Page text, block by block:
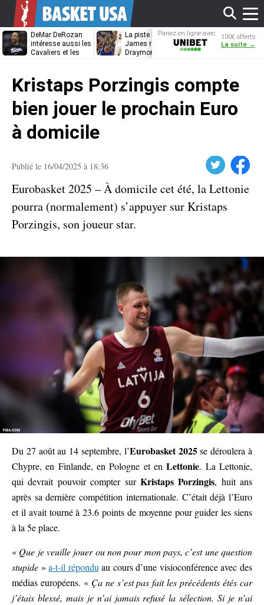
DeMar DeRozan
intéresse aussi les
Cavaliers et les
La piste LeBron
James refermée,
Draymond Green
DeRozan,
Thompson…
Pariez en ligne avec
Unibet
100€ offerts
La suite →
Kristaps Porzingis compte
bien jouer le prochain Euro
à domicile
Publié le 16/04/2025 à 18:36 Facebook
Eurobasket 2025 – À domicile cet été, la Lettonie
pourra (normalement) s’appuyer sur Kristaps
Porzingis, son joueur star.
Du 27 août au 14 septembre, l’Eurobasket 2025se déroulera à
Chypre, en Finlande, en Pologne et enLettonie. La Lettonie,
qui devrait pouvoir compter sur Kristaps Porzingis, huit ans
après sa dernière compétition internationale. C’était déjà l’Euro
et il avait tourné à 23.6 points de moyenne pour guider les siens
à la 5e place.
« Que je veuille jouer ou non pour mon pays, c’est une question
stupide »a-t-il réponduau cours d’une visioconférence avec des
médias européens. « Ça ne s’est pas fait les précédents étés car
j’étais blessé, mais je n’ai jamais refusé la sélection. Si je n’ai